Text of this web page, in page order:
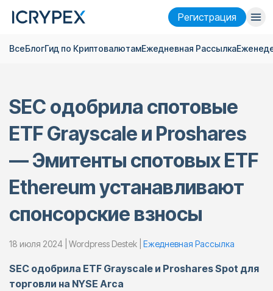
Pегистрация
Войти Pегистрация
Компания
Исследовать
Помощь
Фьючерсыx50
ВсеБлогГид по КриптовалютамЕжедневная Pассылка
SEC одобрила спотовые
ETF Grayscale и Proshares
— Эмитенты спотовых ETF
Ethereum устанавливают
спонсорские взносы
18 июля 2024 | Wordpress Destek | Ежедневная Pассылка
SEC одобрила ETF Grayscale и Proshares Spot для
торговли на NYSE Arca